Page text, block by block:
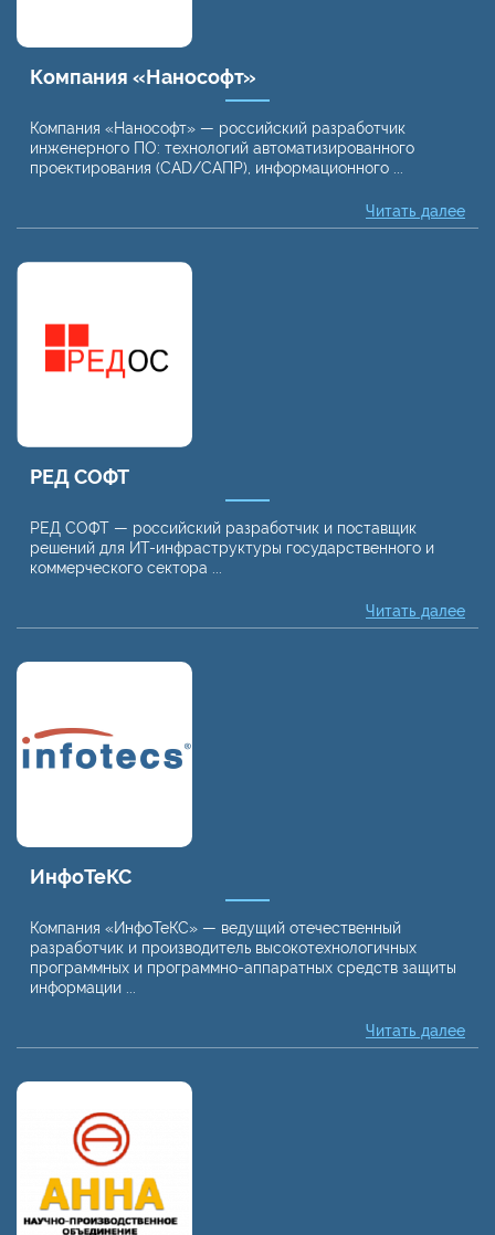
Компания «Нанософт»
Компания «Нанософт» — российский разработчик
инженерного ПО: технологий автоматизированного
проектирования (CAD/САПР), информационного ...
Читать далее
РЕД СОФТ
РЕД СОФТ — российский разработчик и поставщик
решений для ИТ-инфраструктуры государственного и
коммерческого сектора ...
Читать далее
ИнфоТеКС
Компания «ИнфоТеКС» — ведущий отечественный
разработчик и производитель высокотехнологичных
программных и программно-аппаратных средств защиты
информации ...
Читать далее